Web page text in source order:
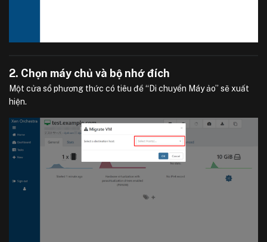
2. Chọn máy chủ và bộ nhớ đích
Một cửa sổ phương thức có tiêu đề “Di chuyển Máy ảo” sẽ xuất
hiện.